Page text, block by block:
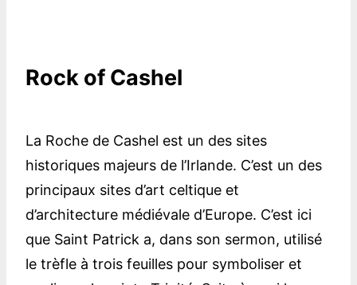
Rock of Cashel
La Roche de Cashel est un des sites
historiques majeurs de l’Irlande. C’est un des
principaux sites d’art celtique et
d’architecture médiévale d’Europe. C’est ici
que Saint Patrick a, dans son sermon, utilisé
le trèfle à trois feuilles pour symboliser et